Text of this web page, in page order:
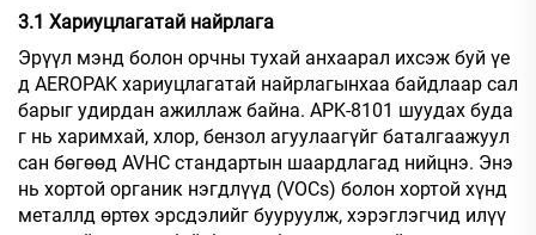
3.1 Хариуцлагатай найрлага
Эрүүл мэнд болон орчны тухай анхаарал ихсэж буй үе
д AEROPAK хариуцлагатай найрлагынхаа байдлаар сал
барыг удирдан ажиллаж байна. APK-8101 шуудах буда
г нь харимхай, хлор, бензол агуулаагүйг баталгаажуул
сан бөгөөд AVHC стандартын шаардлагад нийцнэ. Энэ
нь хортой органик нэгдлүүд (VOCs) болон хортой хүнд
металлд өртөх эрсдэлийг бууруулж, хэрэглэгчид илүү